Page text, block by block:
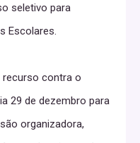
seletivo para
Escolares.
contra o
29 de dezembro para
organizadora,